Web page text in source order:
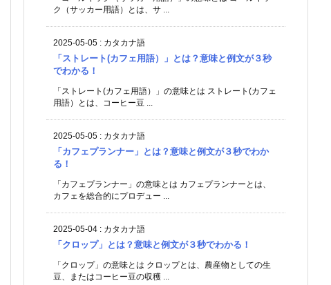
ク（サッカー用語）とは、サ ...
2025-05-05 : カタカナ語
「ストレート(カフェ用語）」とは？意味と例文が３秒
でわかる！
「ストレート(カフェ用語）」の意味とは ストレート(カフェ
用語）とは、コーヒー豆 ...
2025-05-05 : カタカナ語
「カフェプランナー」とは？意味と例文が３秒でわか
る！
「カフェプランナー」の意味とは カフェプランナーとは、
カフェを総合的にプロデュー ...
2025-05-04 : カタカナ語
「クロップ」とは？意味と例文が３秒でわかる！
「クロップ」の意味とは クロップとは、農産物としての生
豆、またはコーヒー豆の収穫 ...